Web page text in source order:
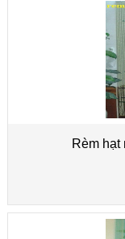
Rèm hạt